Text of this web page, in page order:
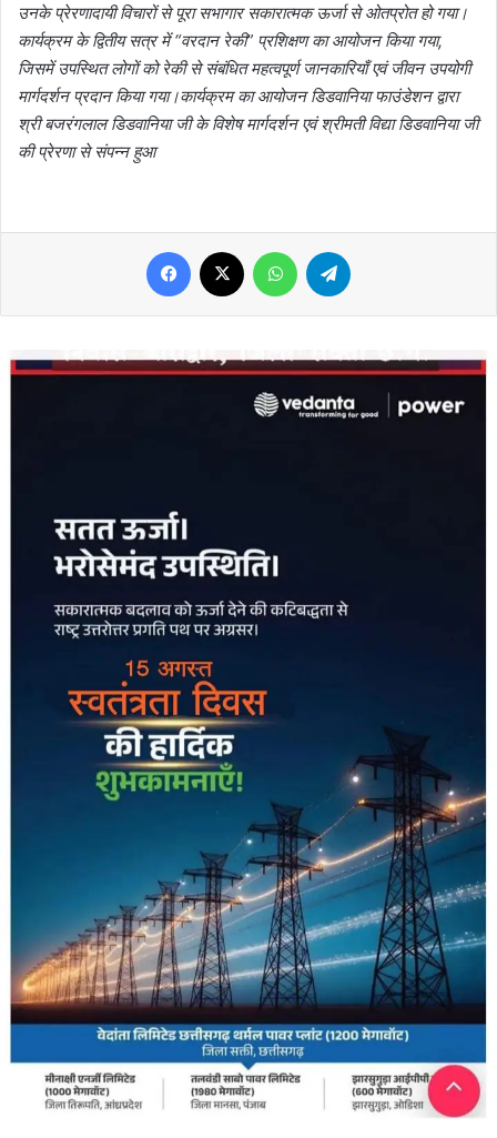
उनके प्रेरणादायी विचारों से पूरा सभागार सकारात्मक ऊर्जा से ओतप्रोत हो गया।
कार्यक्रम के द्वितीय सत्र में “वरदान रेकी” प्रशिक्षण का आयोजन किया गया,
जिसमें उपस्थित लोगों को रेकी से संबंधित महत्वपूर्ण जानकारियाँ एवं जीवन उपयोगी
मार्गदर्शन प्रदान किया गया।कार्यक्रम का आयोजन डिडवानिया फाउंडेशन द्वारा
श्री बजरंगलाल डिडवानिया जी के विशेष मार्गदर्शन एवं श्रीमती विद्या डिडवानिया जी
की प्रेरणा से संपन्न हुआ
Facebook WhatsApp